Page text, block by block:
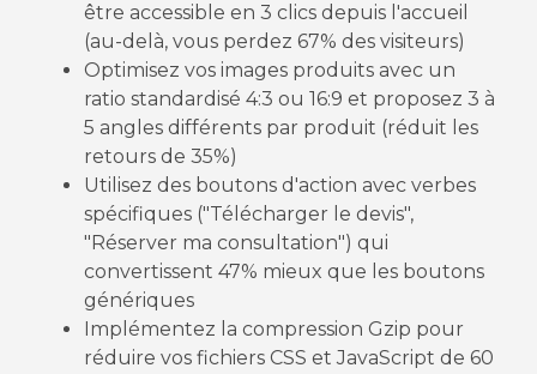
être accessible en 3 clics depuis l'accueil
(au-delà, vous perdez 67% des visiteurs)
Optimisez vos images produits avec un
ratio standardisé 4:3 ou 16:9 et proposez 3 à
5 angles différents par produit (réduit les
retours de 35%)
Utilisez des boutons d'action avec verbes
spécifiques ("Télécharger le devis",
"Réserver ma consultation") qui
convertissent 47% mieux que les boutons
génériques
Implémentez la compression Gzip pour
réduire vos fichiers CSS et JavaScript de 60